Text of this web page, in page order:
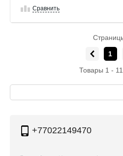
Сравнить
Товары 1 - 11
1
+77022149470